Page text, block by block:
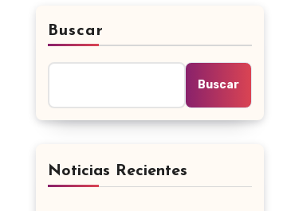
Buscar
Buscar
Noticias Recientes